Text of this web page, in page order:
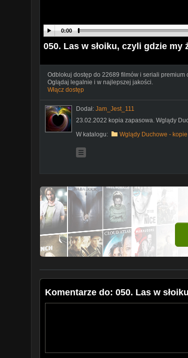
0:00
050. Las w słoiku, czyli gdzie my
Odblokuj dostęp do 22689 filmów i seriali premium
Oglądaj legalnie i w najlepszej jakości.
Włącz dostęp
Dodał: Jam_Jest_111
23.02.2022 kopia zapasowa. Wglądy
W katalogu:
Wglądy Duchowe -
Komentarze do: 050. Las w